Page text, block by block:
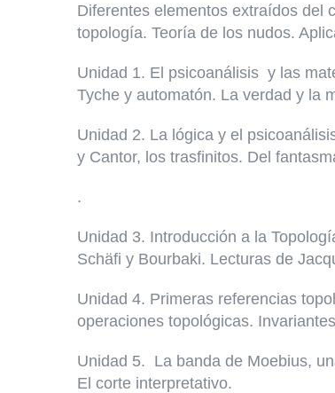
Diferentes elementos extraídos del
topología. Teoría de los nudos.
Unidad 1. El psicoanálisis y las
Tyche y automatón. La verdad y la
Unidad 2. La lógica y el
y Cantor, los trasfinitos. Del
.
Unidad 3. Introducción a la
Schäfi y Bourbaki. Lecturas de
Unidad 4. Primeras referencias
operaciones topológicas.
Unidad 5. La banda de Moebius,
El corte interpretativo.